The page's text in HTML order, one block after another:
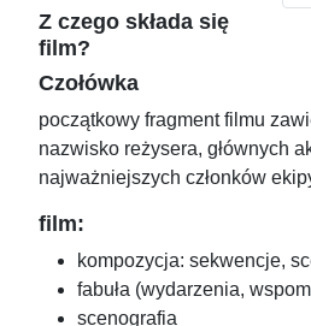
Z czego składa się
film?
Czołówka
początkowy fragment filmu
nazwisko reżysera, głównych
najważniejszych członków
film:
kompozycja: sekwencje,
fabuła (wydarzenia,
scenografia